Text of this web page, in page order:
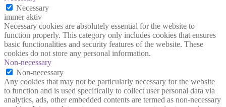
Necessary
immer aktiv
Necessary cookies are absolutely essential for the website to
function properly. This category only includes cookies that ensures
basic functionalities and security features of the website. These
cookies do not store any personal information.
Non-necessary
Non-necessary
Any cookies that may not be particularly necessary for the website
to function and is used specifically to collect user personal data via
analytics, ads, other embedded contents are termed as non-necessary